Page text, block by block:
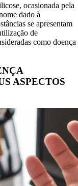
ocasionada pela
dado à
se apresentam
de
como doença
ASPECTOS